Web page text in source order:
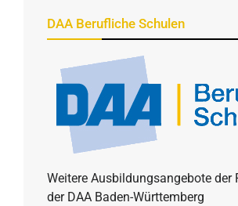
DAA Berufliche Schulen
Weitere Ausbildungsangebote der
der DAA Baden-Württemberg